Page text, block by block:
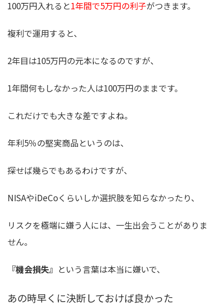
100万円入れると1年間で5万円の利子がつきます。
複利で運用すると、
2年目は105万円の元本になるのですが、
1年間何もしなかった人は100万円のままです。
これだけでも大きな差ですよね。
年利5％の堅実商品というのは、
探せば幾らでもあるわけですが、
NISAやiDeCoくらいしか選択肢を知らなかったり、
リスクを極端に嫌う人には、一生出会うことがありま
せん。
『機会損失』 という言葉は本当に嫌いで、
あの時早くに決断しておけば良かった